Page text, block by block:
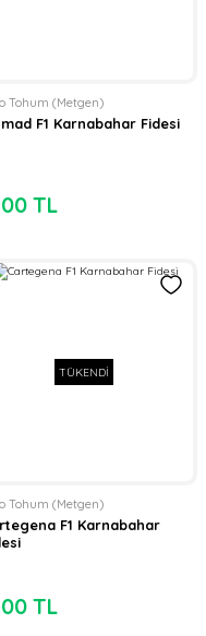
Tohum (Metgen)
F1 Karnabahar Fidesi
TL
TÜKENDİ
Tohum (Metgen)
F1 Karnabahar
TL